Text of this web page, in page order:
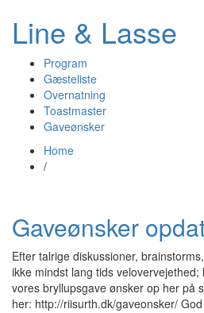
Line & Lasse
Program
Gæsteliste
Overnatning
Toastmaster
Gaveønsker
Home
/
Gaveønsker
Efter talrige diskussioner,
ikke mindst lang tids
vores bryllupsgave ønsker op her på
her: http://riisurth.dk/gaveonsker/